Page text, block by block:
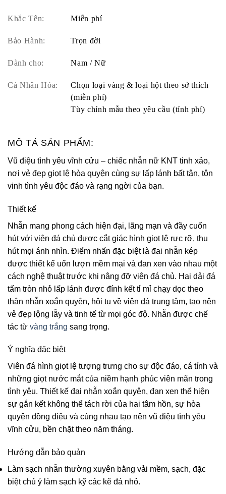
Khắc Tên: Miễn phí
Bảo Hành: Trọn đời
Dành cho: Nam / Nữ
Cá Nhân Hóa:
Chọn loại vàng & loại hột theo sở thích
(miễn phí)
Tùy chỉnh mẫu theo yêu cầu (tính phí)
MÔ TẢ SẢN PHẨM:
Vũ điệu tình yêu vĩnh cửu – chiếc nhẫn nữ KNT tinh xảo,
nơi vẻ đẹp giọt lệ hòa quyện cùng sự lấp lánh bất tận, tôn
vinh tình yêu độc đáo và rạng ngời của bạn.
Thiết kế
Nhẫn mang phong cách hiện đại, lãng mạn và đầy cuốn
hút với viên đá chủ được cắt giác hình giọt lệ rực rỡ, thu
hút mọi ánh nhìn. Điểm nhấn đặc biệt là đai nhẫn kép
được thiết kế uốn lượn mềm mại và đan xen vào nhau một
cách nghệ thuật trước khi nâng đỡ viên đá chủ. Hai dải đá
tấm tròn nhỏ lấp lánh được đính kết tỉ mỉ chạy dọc theo
thân nhẫn xoắn quyện, hội tụ về viên đá trung tâm, tạo nên
vẻ đẹp lộng lẫy và tinh tế từ mọi góc độ. Nhẫn được chế
tác từ vàng trắng sang trọng.
Ý nghĩa đặc biệt
Viên đá hình giọt lệ tượng trưng cho sự độc đáo, cá tính và
những giọt nước mắt của niềm hạnh phúc viên mãn trong
tình yêu. Thiết kế đai nhẫn xoắn quyện, đan xen thể hiện
sự gắn kết không thể tách rời của hai tâm hồn, sự hòa
quyện đồng điệu và cùng nhau tạo nên vũ điệu tình yêu
vĩnh cửu, bền chặt theo năm tháng.
Hướng dẫn bảo quản
Làm sạch nhẫn thường xuyên bằng vải mềm, sạch, đặc
biệt chú ý làm sạch kỹ các kẽ đá nhỏ.